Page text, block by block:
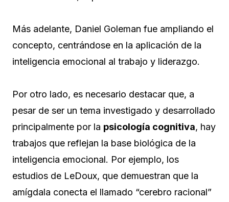
Más adelante, Daniel Goleman fue ampliando el
concepto, centrándose en la aplicación de la
inteligencia emocional al trabajo y liderazgo.
Por otro lado, es necesario destacar que, a
pesar de ser un tema investigado y desarrollado
principalmente por la psicología cognitiva, hay
trabajos que reflejan la base biológica de la
inteligencia emocional. Por ejemplo, los
estudios de LeDoux, que demuestran que la
amígdala conecta el llamado “cerebro racional”